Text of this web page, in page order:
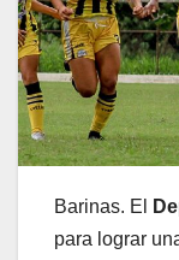
Barinas. El
para lograr